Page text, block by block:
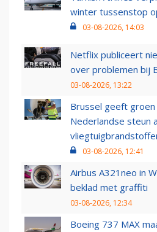
winter tussenstop
03-08-2026, 14:03
Netflix publiceert
over problemen bij
03-08-2026, 13:22
Brussel geeft
Nederlandse steun
03-08-2026, 12:41
Airbus A321neo in
beklad met graffiti
03-08-2026, 12:34
Boeing 737 MAX